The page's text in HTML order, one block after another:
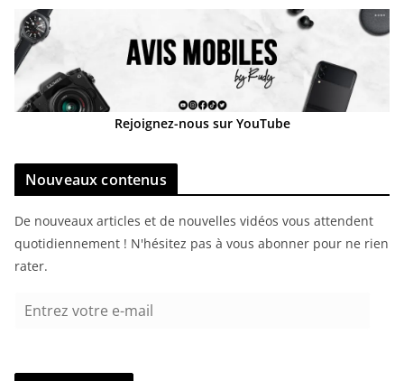
Rejoignez-nous sur YouTube
Nouveaux contenus
De nouveaux articles et de nouvelles vidéos vous attendent
quotidiennement ! N'hésitez pas à vous abonner pour ne rien
rater.
r